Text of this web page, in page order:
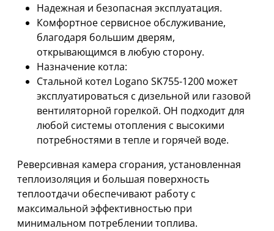
Надежная и безопасная эксплуатация.
Комфортное сервисное обслуживание,
благодаря большим дверям,
открывающимся в любую сторону.
Назначение котла:
Стальной котел Logano SK755-1200 может
эксплуатироваться с дизельной или газовой
вентиляторной горелкой. ОН подходит для
любой системы отопления с высокими
потребностями в тепле и горячей воде.
Реверсивная камера сгорания, установленная
теплоизоляция и большая поверхность
теплоотдачи обеспечивают работу с
максимальной эффективностью при
минимальном потреблении топлива.